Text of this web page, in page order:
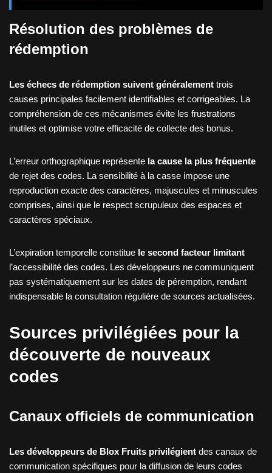
Résolution des problèmes de
rédemption
Les échecs de rédemption suivent généralement trois
causes principales facilement identifiables et corrigeables. La
compréhension de ces mécanismes évite les frustrations
inutiles et optimise votre efficacité de collecte des bonus.
L’erreur orthographique représente la cause la plus fréquente
de rejet des codes. La sensibilité à la casse impose une
reproduction exacte des caractères, majuscules et minuscules
comprises, ainsi que le respect scrupuleux des espaces et
caractères spéciaux.
L’expiration temporelle constitue le second facteur limitant
l’accessibilité des codes. Les développeurs ne communiquent
pas systématiquement sur les dates de péremption, rendant
indispensable la consultation régulière de sources actualisées.
Sources privilégiées pour la
découverte de nouveaux
codes
Canaux officiels de communication
Les développeurs de Blox Fruits privilégient des canaux de
communication spécifiques pour la diffusion de leurs codes